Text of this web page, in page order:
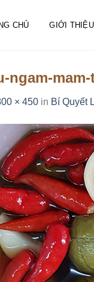
CHỦ GIỚI THIỆU
ngam-
× 450 in Bí Quyết